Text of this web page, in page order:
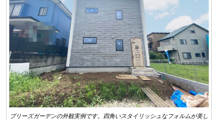
ブリーズガーデンの外観実例です。四角いスタイリッシュなフォルムが美し